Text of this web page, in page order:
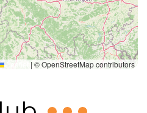
Leaflet | © OpenStreetMap contributors